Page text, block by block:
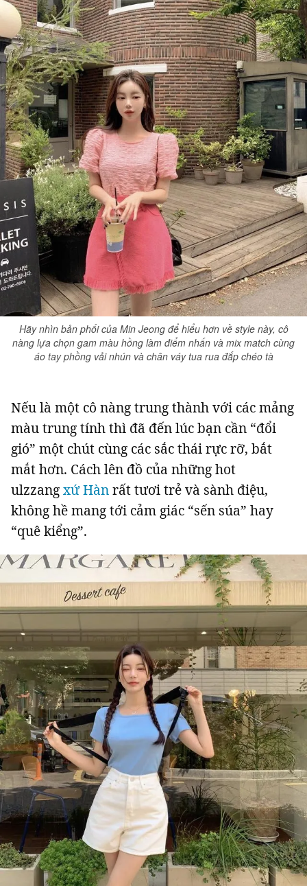
Hotline
0906 645 777
Liên hệ quảng cáo
0908 780 404
Đặt báo Quảng cáo RSS Tòa soạn Chính sách bảo
Tổng biên tập: Nguyễn Ngọc Toàn
Phó tổng biên tập: Hải Thành
Ủy viên Ban biên tập - Tổng Thư ký tòa soạn: Trần Việt Hưng
Giấy phép xuất bản số 110/GP - BTTTT cấp ngày 24.3.2020
© 2003-2026 Bản quyền thuộc về Báo Thanh Niên. Cấm sao chép
dưới mọi hình thức nếu không có sự chấp thuận bằng văn bản.
Phát triển bởi ePi Technologies, JSC.
Hãy nhìn bản phối của Min Jeong để hiểu hơn về style này, cô
nàng lựa chọn gam màu hồng làm điểm nhấn và mix match cùng
áo tay phồng vải nhún và chân váy tua rua đắp chéo tà
Nếu là một cô nàng trung thành với các mảng
màu trung tính thì đã đến lúc bạn cần “đổi
gió” một chút cùng các sắc thái rực rỡ, bắt
mắt hơn. Cách lên đồ của những hot
ulzzangxứ Hànrất tươi trẻ và sành điệu,
không hề mang tới cảm giác “sến súa” hay
“quê kiểng”.